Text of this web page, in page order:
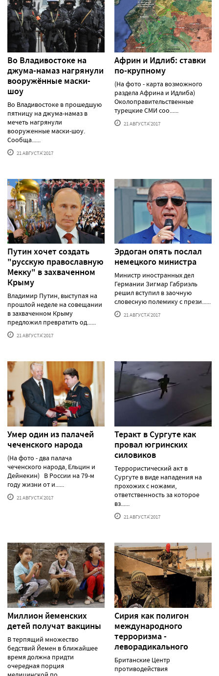
Во Владивостоке на
джума-намаз нагрянули
вооружённые маски-
шоу
Во Владивостоке в прошедшую
пятницу на джума-намаз в
мечеть нагрянули
вооруженные маски-шоу.
Сообща......
21 АВГУСТА'2017
Африн и Идлиб: ставки
по-крупному
(На фото - карта возможного
раздела Африна и Идлиба)
Околоправительственные
турецкие СМИ соо......
21 АВГУСТА'2017
Путин хочет создать
"русскую православную
Мекку" в захваченном
Крыму
Владимир Путин, выступая на
прошлой неделе на совещании
в захваченном Крыму
предложил превратить од......
21 АВГУСТА'2017
Эрдоган опять послал
немецкого министра
Министр иностранных дел
Германии Зигмар Габриэль
решил вступил в заочную
словесную полемику с прези......
21 АВГУСТА'2017
Умер один из палачей
чеченского народа
(На фото - два палача
чеченского народа, Ельцин и
Дейнекин) В России на 79-м
году жизни от и......
21 АВГУСТА'2017
Теракт в Сургуте как
провал югринских
силовиков
Террористический акт в
Сургуте в виде нападения на
прохожих с ножами,
ответственность за которое
вз......
21 АВГУСТА'2017
Миллион йеменских
детей получат вакцины
В терпящий множество
бедствий Йемен в ближайшее
время должна придти
очередная порция
Сирия как полигон
международного
терроризма -
леворадикального
Британские Центр
противодействия